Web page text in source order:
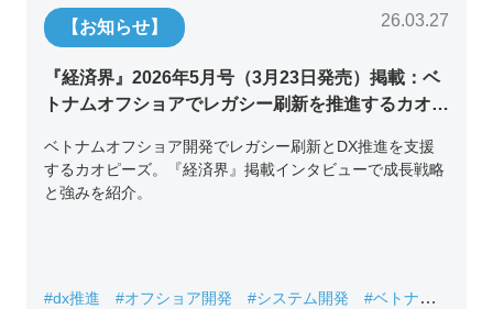
【お知らせ】 26.03.27
『経済界』2026年5月号（3月23日発売）掲載：ベ
トナムオフショアでレガシー刷新を推進するカオピ
ベトナムオフショア開発でレガシー刷新とDX推進を支援
するカオピーズ。『経済界』掲載インタビューで成長戦略
と強みを紹介。
#dx推進 #オフショア開発 #システム開発
#ベトナムIT